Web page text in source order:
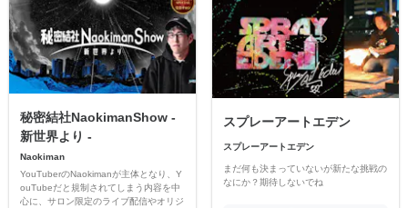
秘密結社NaokimanShow -
新世界より -
Naokiman
YouTuberのNaokimanが主体となり、Y
ouTubeだと規制されてしまう内容を中
心に、サロン限定のライブ配信やオリジ
スプレーアートエデン
スプレーアートエデン
まだ何も決まっていないが新たな挑戦の
なにか？期待しないでね